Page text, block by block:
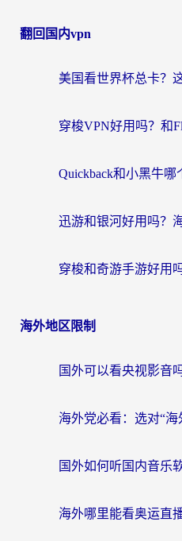
翻回国内vpn
海外地区限制